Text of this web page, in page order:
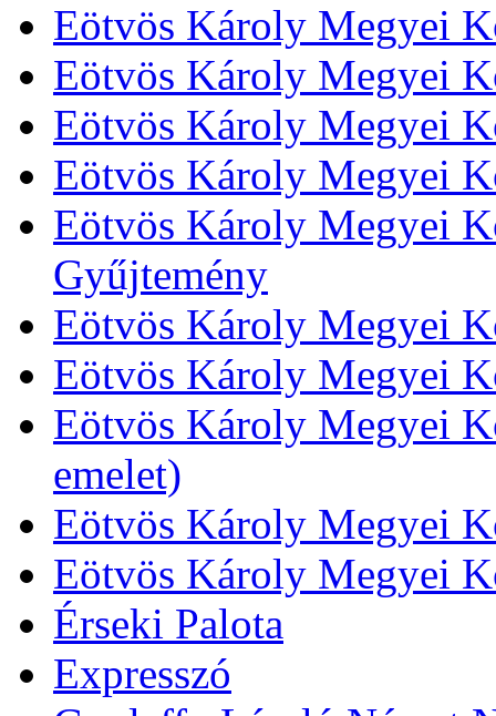
Eötvös Károly Megyei
Eötvös Károly Megyei
Eötvös Károly Megyei
Eötvös Károly Megyei
Eötvös Károly Megyei
Gyűjtemény
Eötvös Károly Megyei
Eötvös Károly Megyei
Eötvös Károly Megyei
emelet)
Eötvös Károly Megyei
Eötvös Károly Megyei
Érseki Palota
Expresszó